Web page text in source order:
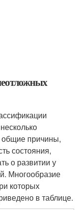
общие причины,
состояния,
о развитии у
Многообразие
которых
в таблице.